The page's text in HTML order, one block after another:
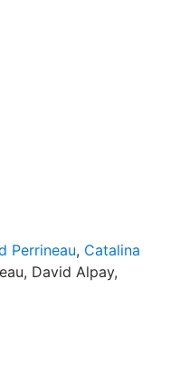
Perrineau, Catalina
David Alpay,